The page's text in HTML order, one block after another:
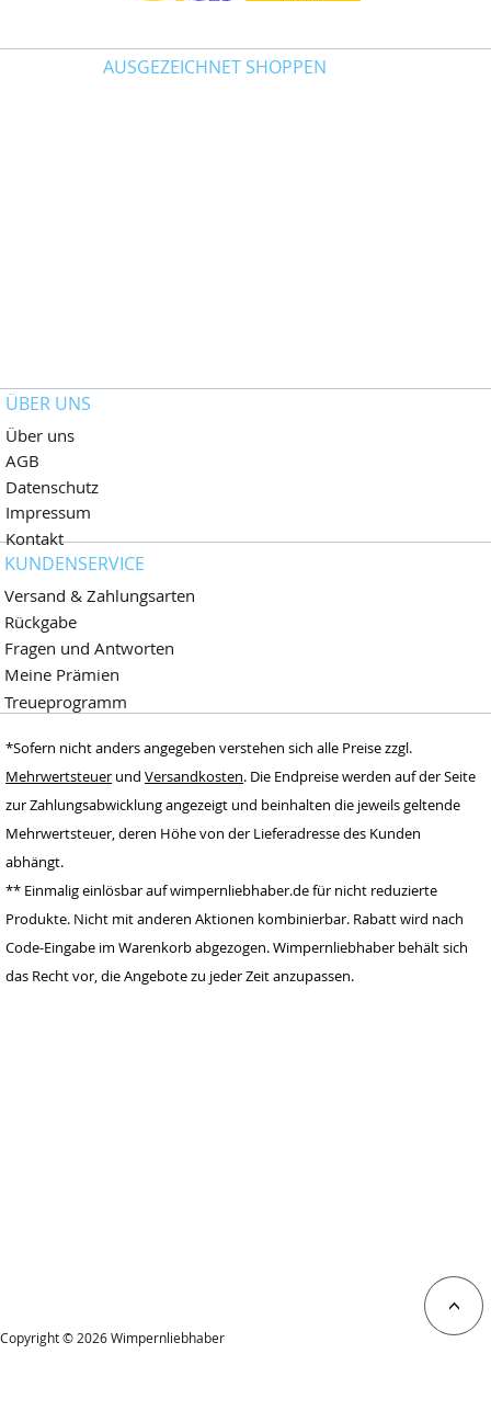
ÜBER UNS
Über uns
AGB
Datenschutz
Impressum
Kontakt
Dormagen,
www.wimpernlieb
Deutschland
*Sofern nicht anders angegeben verstehen sich alle Preise zzgl.
Mehrwertsteuer und Versandkosten. Die Endpreise werden auf der Seite
zur Zahlungsabwicklung angezeigt und beinhalten die jeweils geltende
Mehrwertsteuer, deren Höhe von der Lieferadresse des Kunden
abhängt.
** Einmalig einlösbar auf wimpernliebhaber.de für nicht reduzierte
Produkte. Nicht mit anderen Aktionen kombinierbar. Rabatt wird nach
Code-Eingabe im Warenkorb abgezogen. Wimpernliebhaber behält sich
das Recht vor, die Angebote zu jeder Zeit anzupassen.
Copyright © 2026 Wimpernliebhaber
KUNDENSERVICE
Versand & Zahlungsarten
Rückgabe
Fragen und Antworten
Meine Prämien
Treueprogramm
AUSGEZEICHNET SHOPPEN
<